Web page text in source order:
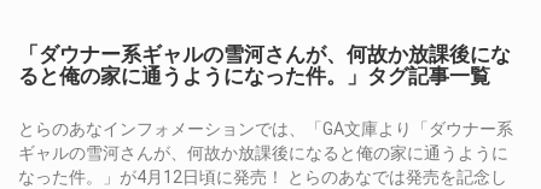
「ダウナー系ギャルの雪河さんが、何故か放課後にな
ると俺の家に通うようになった件。」タグ記事一覧
とらのあなインフォメーションでは、「GA文庫より「ダウナー系
ギャルの雪河さんが、何故か放課後になると俺の家に通うように
なった件。」が4月12日頃に発売！ とらのあなでは発売を記念し